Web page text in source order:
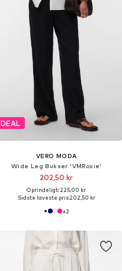
DEAL
VERO MODA
Wide Leg Bukser 'VMRosie'
202,50 kr
Oprindeligt: 225,00 kr
Sidste laveste pris:202,50 kr
+2